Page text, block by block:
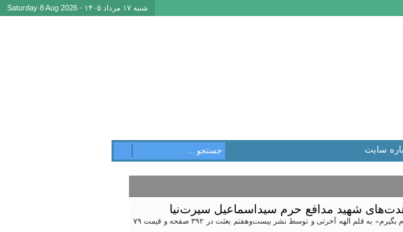
شنبه ۱۷ مرداد ۱۴۰۵ - Saturday 8 Aug 2026
سایت
شهید مدافع حرم سیداسماعیل سیرت‌نیا
روایت زندگی شهید مدافع‌ حرم، سید اسماعیل سیرت‌نیا در کتابی با عنوان «از من نخواه آرام بگیرم» به قلم الهه آخرتی و توسط نشر بیست‌وهفتم بعثت در ۳۹۲ صفحه و قیمت ۷۹